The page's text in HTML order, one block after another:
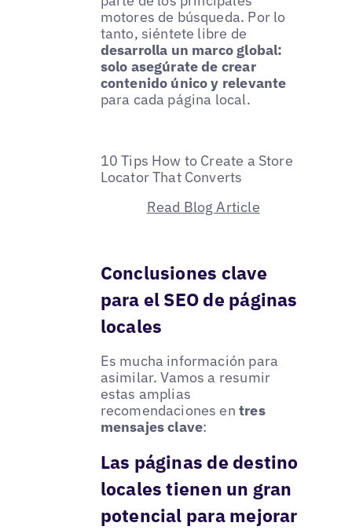
motores de búsqueda. Por lo
tanto, siéntete libre de
desarrolla un marco global:
solo asegúrate de crear
contenido único y relevante
para cada página local.
10 Tips How to Create a Store
Locator That Converts
Read Blog Article
Conclusiones clave
para el SEO de páginas
locales
Es mucha información para
asimilar. Vamos a resumir
estas amplias
recomendaciones entres
mensajes clave:
Las páginas de destino
locales tienen un gran
potencial para mejorar